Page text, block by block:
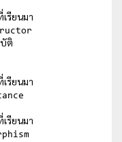
รียนมา
ติ
รียนมา
รียนมา